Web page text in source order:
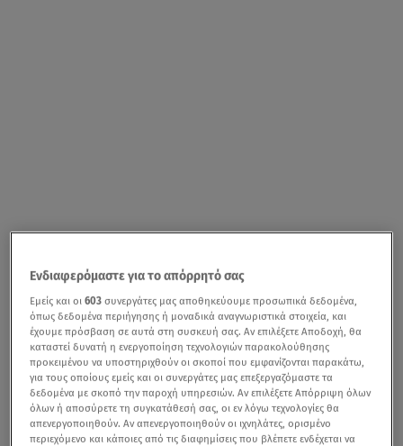
Ενδιαφερόμαστε για το απόρρητό σας
Εμείς και οι603 συνεργάτες μας αποθηκεύουμε προσωπικά δεδομένα,
όπως δεδομένα περιήγησης ή μοναδικά αναγνωριστικά στοιχεία, και
έχουμε πρόσβαση σε αυτά στη συσκευή σας. Αν επιλέξετε Αποδοχή, θα
καταστεί δυνατή η ενεργοποίηση τεχνολογιών παρακολούθησης
προκειμένου να υποστηριχθούν οι σκοποί που εμφανίζονται παρακάτω,
για τους οποίους εμείς και οι συνεργάτες μας επεξεργαζόμαστε τα
δεδομένα με σκοπό την παροχή υπηρεσιών. Αν επιλέξετε Απόρριψη όλων
όλων ή αποσύρετε τη συγκατάθεσή σας, οι εν λόγω τεχνολογίες θα
απενεργοποιηθούν. Αν απενεργοποιηθούν οι ιχνηλάτες, ορισμένο
περιεχόμενο και κάποιες από τις διαφημίσεις που βλέπετε ενδέχεται να